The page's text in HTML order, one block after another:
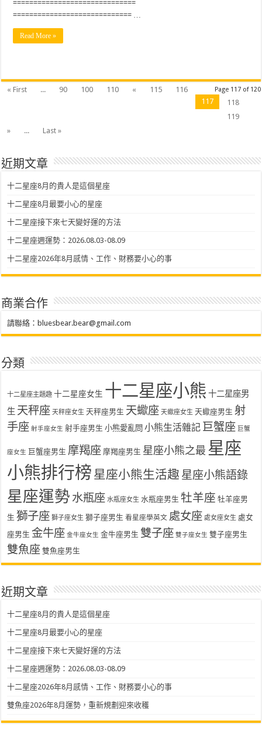
==============================
============================= …
Read More »
Page 117 of 120
« First ... 90 100 110 « 115
116
117
118
119
»
... Last »
近期文章
十二星座8月的貴人是這個星座
十二星座8月最要小心的星座
十二星座接下來七天變好運的方法
十二星座週運勢：2026.08.03-08.09
十二星座2026年8月感情、工作、財務要小心的事
商業合作
請聯絡： bluesbear.bear@gmail.com
分類
十二星座主題趣 十二星座女生 十二星座小熊 十二星座男
生 天秤座 天秤座女生 天秤座男生 天蠍座 天蠍座女生 天蠍座男生 射
手座 射手座女生 射手座男生 小熊愛亂問 小熊生活雜記 巨蟹座 巨蟹
座女生 巨蟹座男生 摩羯座 摩羯座男生 星座小熊之最 星座
小熊排行榜 星座小熊生活趣 星座小熊語錄
星座運勢 水瓶座 水瓶座女生 水瓶座男生 牡羊座 牡羊座男
生 獅子座 獅子座女生 獅子座男生 看星座學英文 處女座 處女座女生 處女
座男生 金牛座 金牛座女生 金牛座男生 雙子座 雙子座女生 雙子座男生
雙魚座 雙魚座男生
近期文章
十二星座8月的貴人是這個星座
十二星座8月最要小心的星座
十二星座接下來七天變好運的方法
十二星座週運勢：2026.08.03-08.09
十二星座2026年8月感情、工作、財務要小心的事
雙魚座2026年8月運勢，重新規劃迎來收穫